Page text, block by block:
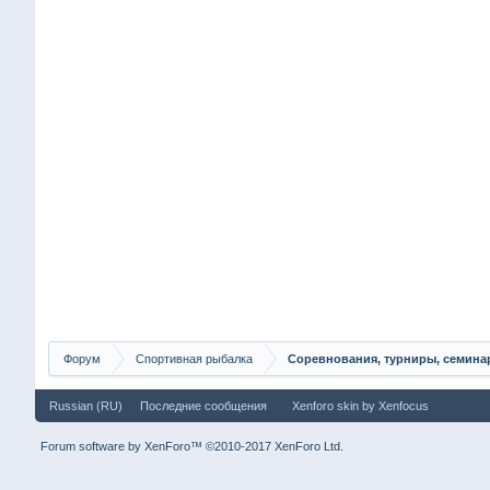
Форум Спортивная рыбалка Соревнования, турниры,
Russian (RU) Последние сообщения Xenforo skinby Xenfocus
Forum software by XenForo™ ©2010-2017 XenForo Ltd.